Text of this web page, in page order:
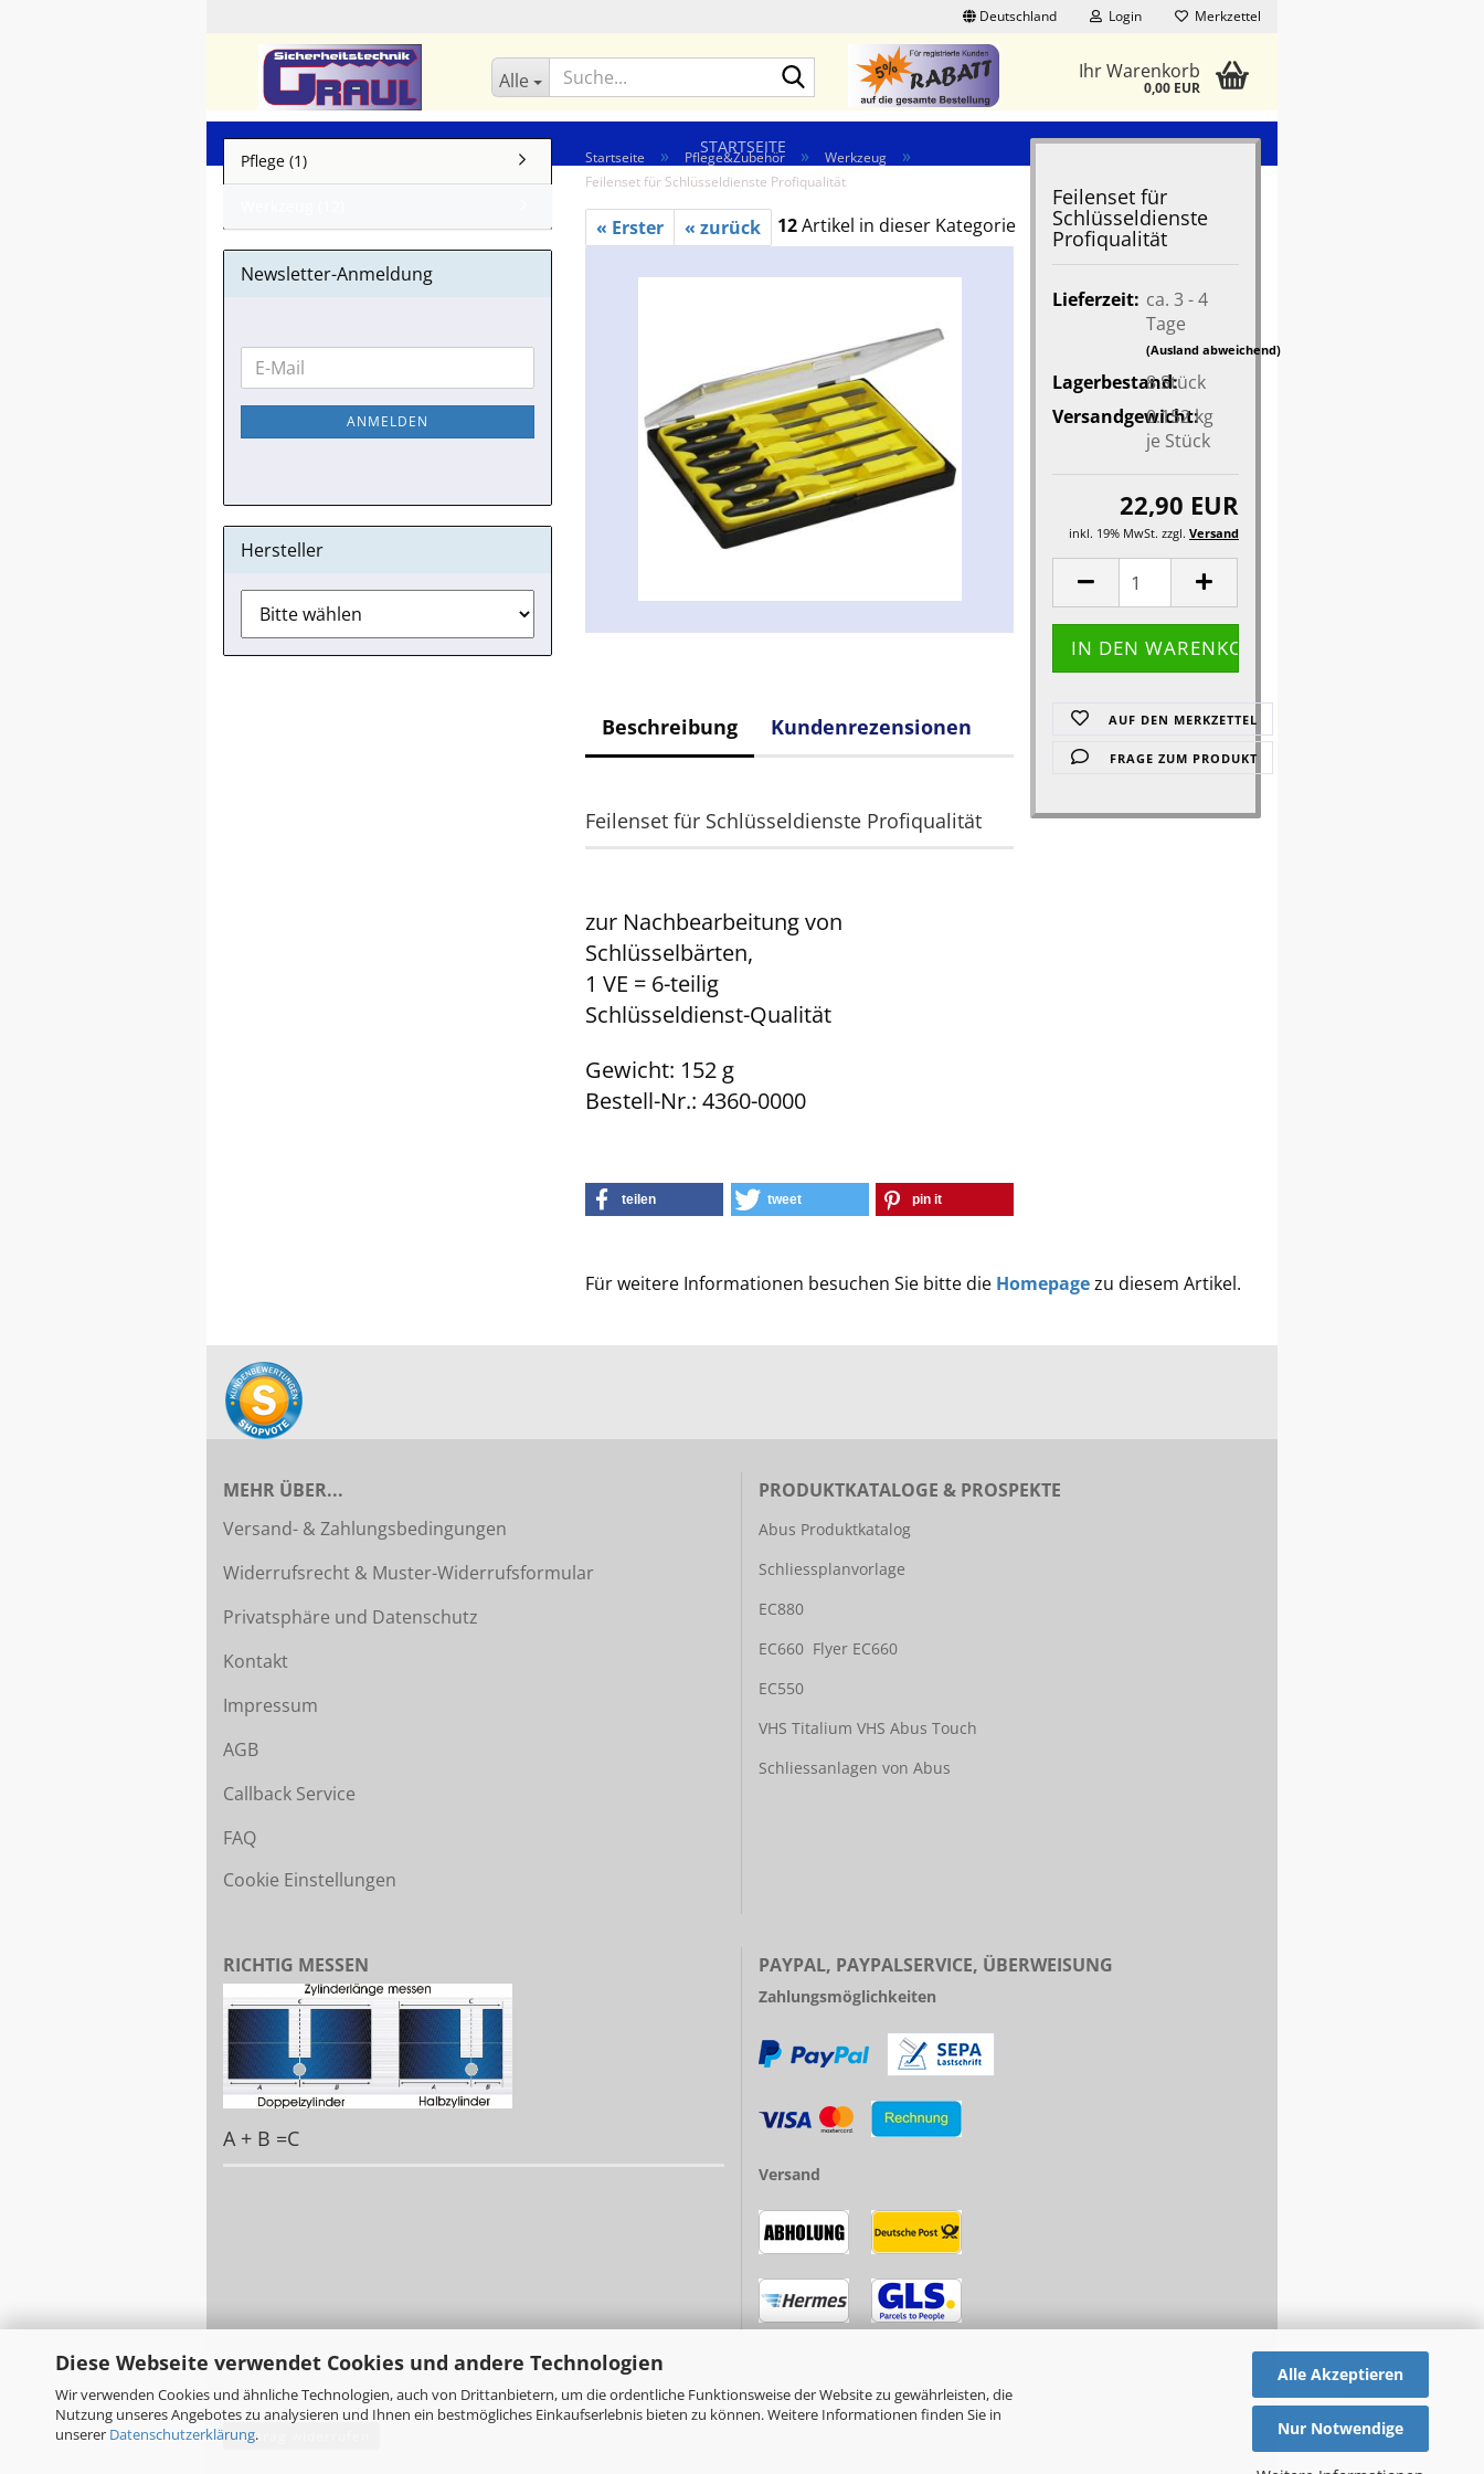
Diese Webseite verwendet Cookies und andere Technologien
Wir verwenden Cookies und ähnliche Technologien, auch von Drittanbietern, um die ordentliche Funktionsweise der Website zu gewährleisten, die
Nutzung unseres Angebotes zu analysieren und Ihnen ein bestmögliches Einkaufserlebnis bieten zu können. Weitere Informationen finden Sie in
unserer Datenschutzerklärung.
Alle Akzeptieren
Nur Notwendige
Deutschland Login Merkzettel
Alle Suche... Ihr Warenkorb
0,00 EUR
STARTSEITE
Startseite » Pflege&Zubehör » Werkzeug »
Feilenset für Schlüsseldienste Profiqualität
« Erster « zurück 12Artikel in dieser Kategorie
Feilenset für
Schlüsseldienste
Profiqualität
Lieferzeit: ca. 3 - 4
Tage
(Ausland abweichend)
Lagerbestand:
8Stück
Versandgewicht:
0.152kg
je Stück
22,90 EUR
inkl. 19% MwSt. zzgl. Versand
AUF DEN MERKZETTEL
FRAGE ZUM PRODUKT
Beschreibung Kundenrezensionen
Feilenset für Schlüsseldienste Profiqualität
zur Nachbearbeitung von
Schlüsselbärten,
1 VE = 6-teilig
Schlüsseldienst-Qualität
Gewicht: 152 g
Bestell-Nr.: 4360-0000
teilen tweet pin it
Für weitere Informationen besuchen Sie bitte die Homepagezu diesem Artikel.
Pflege (1)
Newsletter-Anmeldung
WEITER
ZUR
NEWSLETTER-
ANMELDUNG
E-
Mail
ANMELDEN
Hersteller
MEHR ÜBER...
Versand- & Zahlungsbedingungen
Widerrufsrecht & Muster-Widerrufsformular
Privatsphäre und Datenschutz
Kontakt
Impressum
AGB
Callback Service
FAQ
Cookie Einstellungen
PRODUKTKATALOGE & PROSPEKTE
Abus Produktkatalog
Schliessplanvorlage
EC880
EC660 Flyer EC660
EC550
VHS Titalium VHS Abus Touch
Schliessanlagen von Abus
RICHTIG MESSEN
A + B =C
PAYPAL, PAYPALSERVICE, ÜBERWEISUNG
Zahlungsmöglichkeiten
Versand
Vertrag widerrufen